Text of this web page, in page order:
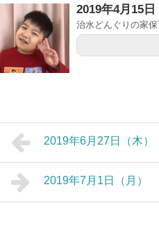
2019年4月15日
治水どんぐりの家
2019年6月27日（木）
2019年7月1日（月）